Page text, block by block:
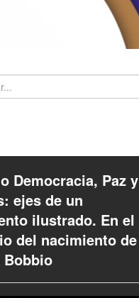
Democracia, Paz y
ejes de un
ilustrado. En el
del nacimiento de
Bobbio